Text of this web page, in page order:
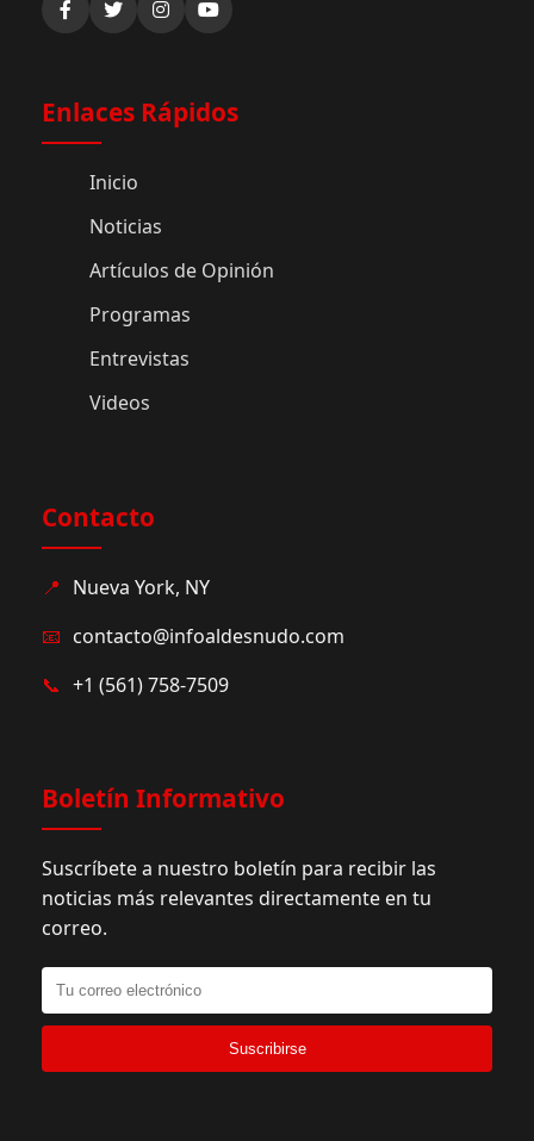
Enlaces Rápidos
Inicio
Noticias
Artículos de Opinión
Programas
Entrevistas
Videos
Contacto
📍 Nueva York, NY
📧 contacto@infoaldesnudo.com
📞 +1 (561) 758-7509
Boletín Informativo
Suscríbete a nuestro boletín para recibir las
noticias más relevantes directamente en tu
correo.
Suscribirse